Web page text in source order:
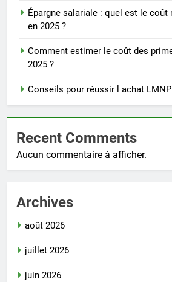
Épargne salariale : quel est le coût
en 2025 ?
Comment estimer le coût des
2025 ?
Conseils pour réussir l achat
Recent Comments
Aucun commentaire à afficher.
Archives
août 2026
juillet 2026
juin 2026